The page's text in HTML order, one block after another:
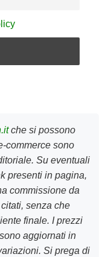
che si possono
commerce sono
Su eventuali
presenti in pagina,
commissione da
senza che
finale. I prezzi
aggiornati in
Si prega di